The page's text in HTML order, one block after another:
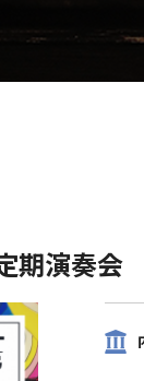
期演奏会